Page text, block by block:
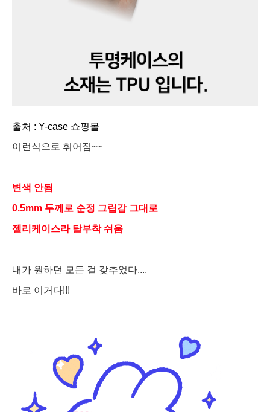
출처 : Y-case 쇼핑몰
이런식으로 휘어짐~~
변색 안됨
0.5mm 두께로 순정 그립감 그대로
젤리케이스라 탈부착 쉬움
내가 원하던 모든 걸 갖추었다....
바로 이거다!!!